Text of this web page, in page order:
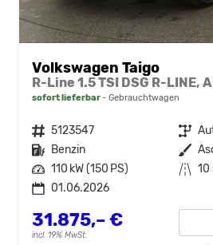
Volkswagen Taigo
sofort lieferbar Gebrauchtwagen
Fahrzeugnr. 5123547 Getriebe
Kraftstoff Benzin Außenfarbe
Leistung 110 kW (150 PS) Kilometerstand 10
01.06.2026
31.875,– €
incl. 19% MwSt.